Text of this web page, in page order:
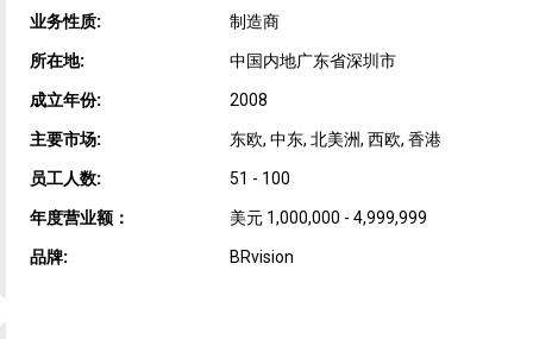
业务性质: 制造商
所在地: 中国内地广东省深圳市
成立年份: 2008
主要市场: 东欧, 中东, 北美洲, 西欧, 香港
员工人数: 51 - 100
年度营业额： 美元 1,000,000 - 4,999,999
品牌: BRvision